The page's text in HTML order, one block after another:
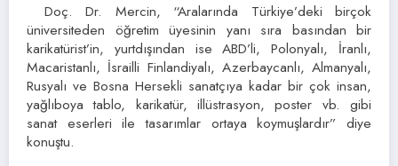
Doç. Dr. Mercin, “Aralarında Türkiye’deki birçok
üniversiteden öğretim üyesinin yanı sıra basından bir
karikatürist’in, yurtdışından ise ABD’li, Polonyalı, İranlı,
Macaristanlı, İsrailli Finlandiyalı, Azerbaycanlı, Almanyalı,
Rusyalı ve Bosna Hersekli sanatçıya kadar bir çok insan,
yağlıboya tablo, karikatür, illüstrasyon, poster vb. gibi
sanat eserleri ile tasarımlar ortaya koymuşlardır” diye
konuştu.